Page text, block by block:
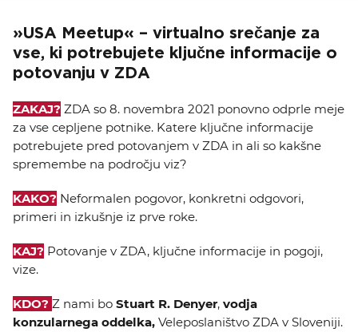
NOVICE
KONTAKT
GALERIJA
Želimo postati član
»USA Meetup« – virtualno srečanje za
vse, ki potrebujete ključne informacije o
potovanju v ZDA
ZAKAJ? ZDA so 8. novembra 2021 ponovno odprle meje
za vse cepljene potnike. Katere ključne informacije
potrebujete pred potovanjem v ZDA in ali so kakšne
spremembe na področju viz?
KAKO? Neformalen pogovor, konkretni odgovori,
primeri in izkušnje iz prve roke.
KAJ? Potovanje v ZDA, ključne informacije in pogoji,
vize.
KDO? Z nami bo Stuart R. Denyer, vodja
konzularnega oddelka, Veleposlaništvo ZDA v Sloveniji.